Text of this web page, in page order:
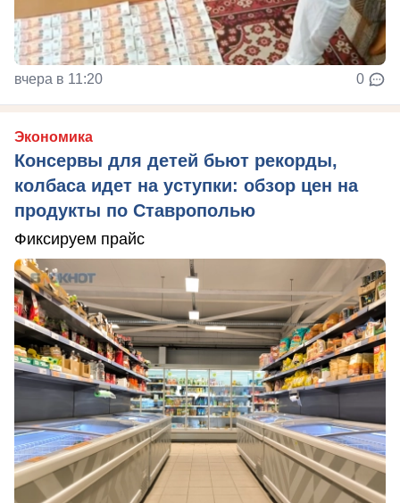
вчера в 11:20 0
Экономика
Консервы для детей бьют рекорды,
колбаса идет на уступки: обзор цен на
продукты по Ставрополью
Фиксируем прайс